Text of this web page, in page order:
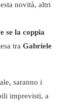
novità, altri
se la coppia
tra Gabriele
saranno i
imprevisti, a